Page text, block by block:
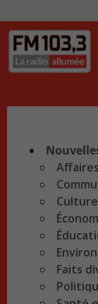
Culture
Faits